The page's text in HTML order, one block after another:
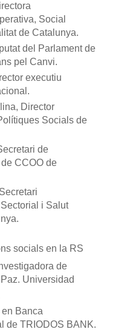
Social
de Catalunya.
del Parlament de
pel Canvi.
executiu
Director
Socials de
de
CCOO de
i Salut
socials en la RS
de
Universidad
Banca
de TRIODOS BANK.